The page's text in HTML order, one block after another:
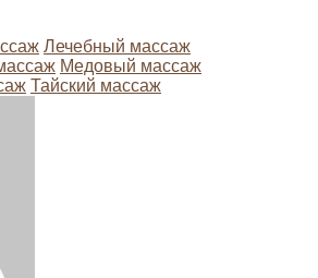
Лечебный массаж
Медовый массаж
Тайский массаж